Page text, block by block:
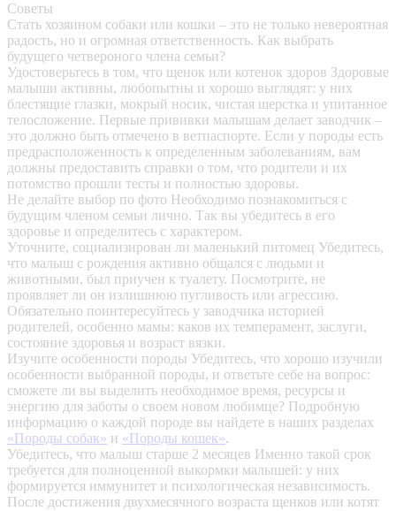
Советы
Стать хозяином собаки или кошки – это не только невероятная
радость, но и огромная ответственность. Как выбрать
будущего четвероного члена семьи?
Удостоверьтесь в том, что щенок или котенок здоров Здоровые
малыши активны, любопытны и хорошо выглядят: у них
блестящие глазки, мокрый носик, чистая шерстка и упитанное
телосложение. Первые прививки малышам делает заводчик –
это должно быть отмечено в ветпаспорте. Если у породы есть
предрасположенность к определенным заболеваниям, вам
должны предоставить справки о том, что родители и их
потомство прошли тесты и полностью здоровы.
Не делайте выбор по фото Необходимо познакомиться с
будущим членом семьи лично. Так вы убедитесь в его
здоровье и определитесь с характером.
Уточните, социализирован ли маленький питомец Убедитесь,
что малыш с рождения активно общался с людьми и
животными, был приучен к туалету. Посмотрите, не
проявляет ли он излишнюю пугливость или агрессию.
Обязательно поинтересуйтесь у заводчика историей
родителей, особенно мамы: каков их темперамент, заслуги,
состояние здоровья и возраст вязки.
Изучите особенности породы Убедитесь, что хорошо изучили
особенности выбранной породы, и ответьте себе на вопрос:
сможете ли вы выделить необходимое время, ресурсы и
энергию для заботы о своем новом любимце? Подробную
информацию о каждой породе вы найдете в наших разделах
«Породы собак» и «Породы кошек».
Убедитесь, что малыш старше 2 месяцев Именно такой срок
требуется для полноценной выкормки малышей: у них
формируется иммунитет и психологическая независимость.
После достижения двухмесячного возраста щенков или котят